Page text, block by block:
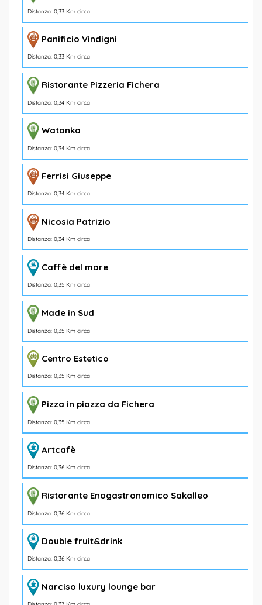
Distanza: 0,33 Km circa
Panificio Vindigni
Distanza: 0,33 Km circa
Ristorante Pizzeria Fichera
Distanza: 0,34 Km circa
Watanka
Distanza: 0,34 Km circa
Ferrisi Giuseppe
Distanza: 0,34 Km circa
Nicosia Patrizio
Distanza: 0,34 Km circa
Caffè del mare
Distanza: 0,35 Km circa
Made in Sud
Distanza: 0,35 Km circa
Centro Estetico
Distanza: 0,35 Km circa
Pizza in piazza da Fichera
Distanza: 0,35 Km circa
Artcafè
Distanza: 0,36 Km circa
Ristorante Enogastronomico Sakalleo
Distanza: 0,36 Km circa
Double fruit&drink
Distanza: 0,36 Km circa
Narciso luxury lounge bar